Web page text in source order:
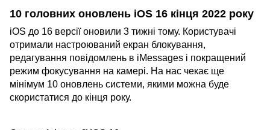
10 головних оновлень iOS 16 кінця 2022 року
iOS до 16 версії оновили 3 тижні тому. Користувачі
отримали настроюваний екран блокування,
редагування повідомлень в iMessages і покращений
режим фокусування на камері. На нас чекає ще
мінімум 10 оновлень системи, якими можна буде
скористатися до кінця року.